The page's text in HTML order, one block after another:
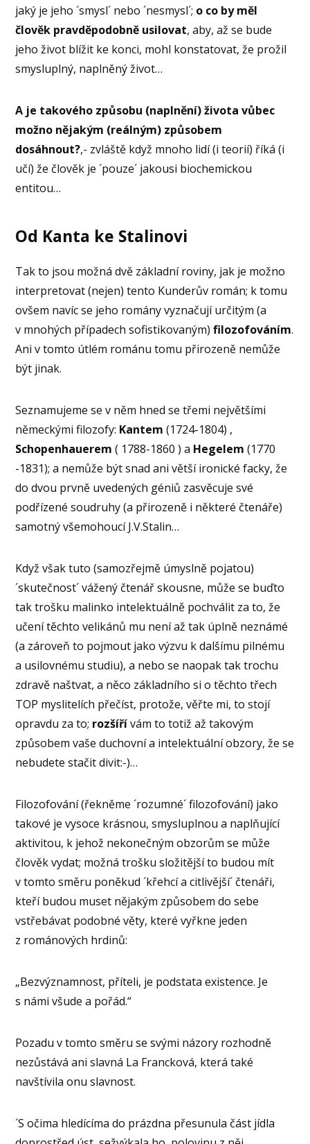
jaký je jeho ´smysl´ nebo ´nesmysl´; o co by měl
člověk pravděpodobně usilovat, aby, až se bude
jeho život blížit ke konci, mohl konstatovat, že prožil
smysluplný, naplněný život…
A je takového způsobu (naplnění) života vůbec
možno nějakým (reálným) způsobem
dosáhnout?,- zvláště když mnoho lidí (i teorií) říká (i
učí) že člověk je ´pouze´ jakousi biochemickou
entitou…
Od Kanta ke Stalinovi
Tak to jsou možná dvě základní roviny, jak je možno
interpretovat (nejen) tento Kunderův román; k tomu
ovšem navíc se jeho romány vyznačují určitým (a
v mnohých případech sofistikovaným)filozofováním.
Ani v tomto útlém románu tomu přirozeně nemůže
být jinak.
Seznamujeme se v něm hned se třemi největšími
německými filozofy: Kantem (1724-1804) ,
Schopenhauerem ( 1788-1860 ) a Hegelem (1770
-1831); a nemůže být snad ani větší ironické facky, že
do dvou prvně uvedených géniů zasvěcuje své
podřízené soudruhy (a přirozeně i některé čtenáře)
samotný všemohoucí J.V.Stalin…
Když však tuto (samozřejmě úmyslně pojatou)
´skutečnost´ vážený čtenář skousne, může se buďto
tak trošku malinko intelektuálně pochválit za to, že
učení těchto velikánů mu není až tak úplně neznámé
(a zároveň to pojmout jako výzvu k dalšímu pilnému
a usilovnému studiu), a nebo se naopak tak trochu
zdravě naštvat, a něco základního si o těchto třech
TOP myslitelích přečíst, protože, věřte mi, to stojí
opravdu za to; rozšířívám to totiž až takovým
způsobem vaše duchovní a intelektuální obzory, že se
nebudete stačit divit:-)…
Filozofování (řekněme ´rozumné´ filozofování) jako
takové je vysoce krásnou, smysluplnou a naplňující
aktivitou, k jehož nekonečným obzorům se může
člověk vydat; možná trošku složitější to budou mít
v tomto směru poněkud ´křehcí a citlivější´ čtenáři,
kteří budou muset nějakým způsobem do sebe
vstřebávat podobné věty, které vyřkne jeden
z románových hrdinů:
„Bezvýznamnost, příteli, je podstata existence. Je
s námi všude a pořád.“
Pozadu v tomto směru se svými názory rozhodně
nezůstává ani slavná La Francková, která také
navštívila onu slavnost.
´S očima hledícíma do prázdna přesunula část jídla